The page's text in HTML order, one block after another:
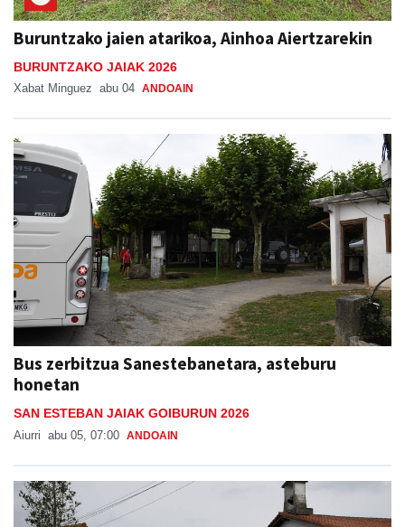
Buruntzako jaien atarikoa, Ainhoa Aiertzarekin
BURUNTZAKO JAIAK 2026
Xabat Minguez abu 04 ANDOAIN
Bus zerbitzua Sanestebanetara, asteburu
honetan
SAN ESTEBAN JAIAK GOIBURUN 2026
Aiurri abu 05, 07:00 ANDOAIN